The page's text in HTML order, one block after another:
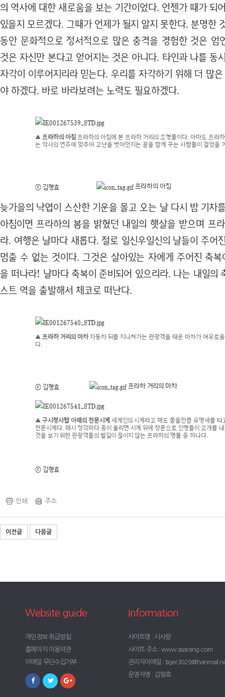
의 역사에 대한 새로움을 보는 기간이었다. 언젠가 때가 되
있을지 모르겠다. 그때가 언제가 될지 알지 못한다. 분명한
동안 문화적으로 정서적으로 많은 충격을 경험한 것은 엄
것은 자신만 본다고 얻어지는 것은 아니다. 타인과 나를 동
자각이 이루어지리라 믿는다. 우리를 자각하기 위해 더 많
야 하겠다. 바로 바라보려는 노력도 필요하겠다.
▲ 프라하의 아침 프라하의 아침에 본 프라하 거리의 조형물이다. 아마도 프라
는 악사의 연주에 맞추어 고난을 벗어던지는 꿈을 함께 꾸는 사람들이 걸었을
ⓒ 김형효 프라하의 아침
늦가을의 낙엽이 스산한 기운을 몰고 오는 날 다시 밤 기차
아침이면 프라하의 봄을 밝혔던 내일의 햇살을 받으며 프
라. 여행은 날마다 새롭다. 절로 일신우일신의 날들이 주어
멈출 수 없는 것이다. 그것은 살아있는 자에게 주어진 축
을 떠나라! 날마다 축복이 준비되어 있으리라. 나는 내일의
스트 역을 출발해서 체코로 떠난다.
▲ 프라하 거리의 마차자동차 뒤를 지나쳐가는 관광객을 태운 마차가 여유로
다.
ⓒ 김형효 프라하 거리의 마차
▲ 구시청사탑 아래의 천문시계 세계인의 시계라고 해도 좋을만큼 유명세를 타
천문시계다. 매시 정각마다 종이 울리면 시계 위에 창문으로 인형들이 고개를
것을 보기 위한 관광객들의 발길이 끊이지 않는 프라하의 명물 중 하나다.
ⓒ 김형효
인쇄 주소
이전글 다음글
Website guide
개인정보 취급방침
홈페이지 이용약관
이메일 무단수집거부
Information
사이트명 : 시사랑
사이트 주소 : www.sisarang.com
관리자이메일 :
운영자명 : 김형효